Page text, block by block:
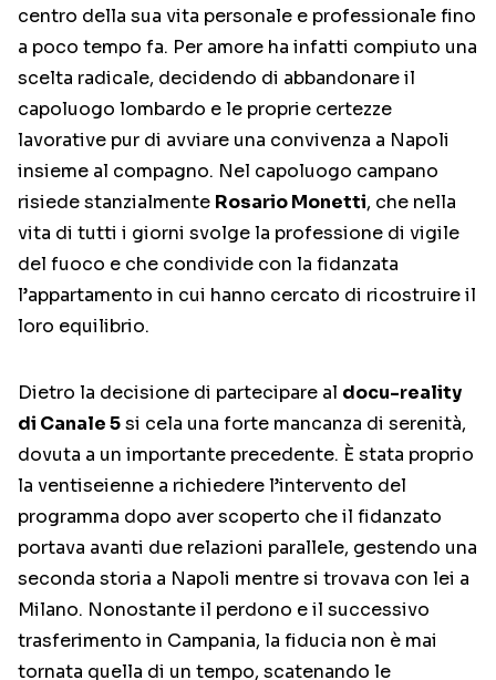
centro della sua vita personale e professionale fino
a poco tempo fa. Per amore ha infatti compiuto una
scelta radicale, decidendo di abbandonare il
capoluogo lombardo e le proprie certezze
lavorative pur di avviare una convivenza a Napoli
insieme al compagno. Nel capoluogo campano
risiede stanzialmente Rosario Monetti, che nella
vita di tutti i giorni svolge la professione di vigile
del fuoco e che condivide con la fidanzata
l’appartamento in cui hanno cercato di ricostruire il
loro equilibrio.
Dietro la decisione di partecipare al docu-reality
di Canale 5si cela una forte mancanza di serenità,
dovuta a un importante precedente. È stata proprio
la ventiseienne a richiedere l’intervento del
programma dopo aver scoperto che il fidanzato
portava avanti due relazioni parallele, gestendo una
seconda storia a Napoli mentre si trovava con lei a
Milano. Nonostante il perdono e il successivo
trasferimento in Campania, la fiducia non è mai
tornata quella di un tempo, scatenando le